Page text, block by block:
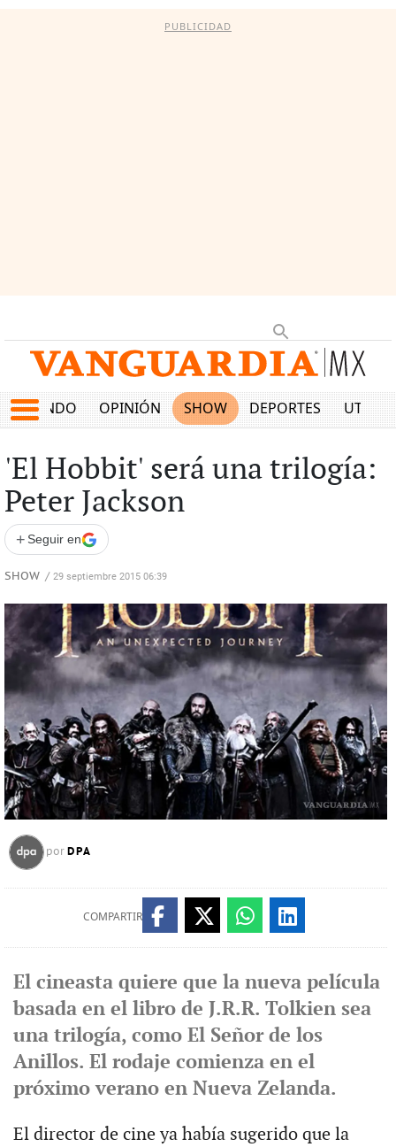
PUBLICIDAD
MUNDO OPINIÓN SHOW DEPORTES
'El Hobbit' será una trilogía:
Peter Jackson
+ Seguir en
SHOW / 29 septiembre 2015 06:39
por DPA
COMPARTIR
El cineasta quiere que la nueva película
basada en el libro de J.R.R. Tolkien sea
una trilogía, como El Señor de los
Anillos. El rodaje comienza en el
próximo verano en Nueva Zelanda.
El director de cine ya había sugerido que la